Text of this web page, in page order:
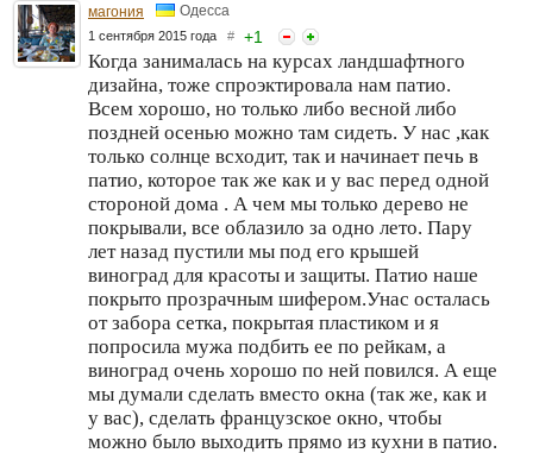
магония Одесса
1 сентября 2015 года # +1
Когда занималась на курсах ландшафтного
дизайна, тоже спроэктировала нам патио.
Всем хорошо, но только либо весной либо
поздней осенью можно там сидеть. У нас ,как
только солнце всходит, так и начинает печь в
патио, которое так же как и у вас перед одной
стороной дома . А чем мы только дерево не
покрывали, все облазило за одно лето. Пару
лет назад пустили мы под его крышей
виноград для красоты и защиты. Патио наше
покрыто прозрачным шифером.Унас осталась
от забора сетка, покрытая пластиком и я
попросила мужа подбить ее по рейкам, а
виноград очень хорошо по ней повился. А еще
мы думали сделать вместо окна (так же, как и
у вас), сделать французское окно, чтобы
можно было выходить прямо из кухни в патио.